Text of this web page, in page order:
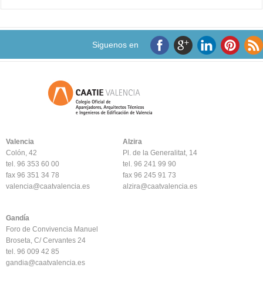
Siguenos en
Valencia
Colón, 42
tel. 96 353 60 00
fax 96 351 34 78
valencia@caatvalencia.es
Alzira
Pl. de la Generalitat, 14
tel. 96 241 99 90
fax 96 245 91 73
alzira@caatvalencia.es
Gandía
Foro de Convivencia Manuel
Broseta, C/ Cervantes 24
tel. 96 009 42 85
gandia@caatvalencia.es